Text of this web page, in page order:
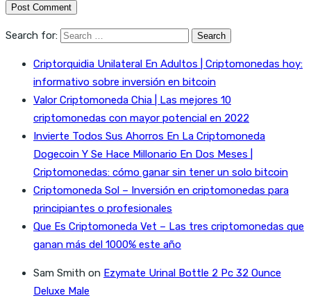
Search for:
Criptorquidia Unilateral En Adultos | Criptomonedas hoy:
informativo sobre inversión en bitcoin
Valor Criptomoneda Chia | Las mejores 10
criptomonedas con mayor potencial en 2022
Invierte Todos Sus Ahorros En La Criptomoneda
Dogecoin Y Se Hace Millonario En Dos Meses |
Criptomonedas: cómo ganar sin tener un solo bitcoin
Criptomoneda Sol – Inversión en criptomonedas para
principiantes o profesionales
Que Es Criptomoneda Vet – Las tres criptomonedas que
ganan más del 1000% este año
Sam Smith on Ezymate Urinal Bottle 2 Pc 32 Ounce
Deluxe Male